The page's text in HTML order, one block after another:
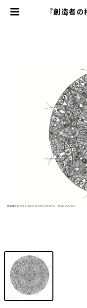
『創造者の